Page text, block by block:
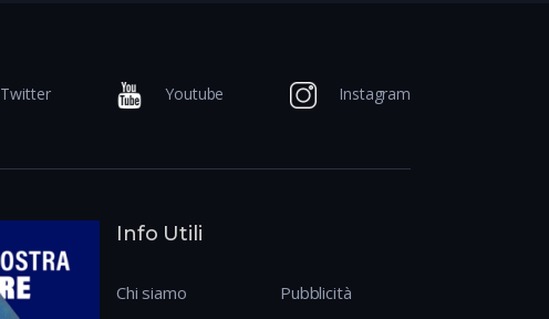
Twitter Youtube Instagram
Info Utili
Chi siamo
Pubblicità